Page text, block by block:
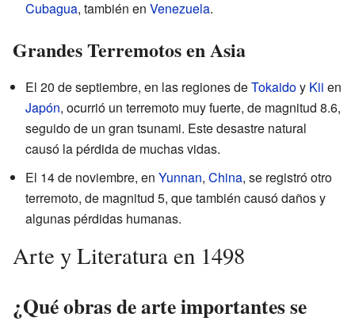
Cubagua, también en Venezuela.
Grandes Terremotos en Asia
El 20 de septiembre, en las regiones deTokaidoy Kii en
Japón, ocurrió un terremoto muy fuerte, de magnitud 8.6,
seguido de un gran tsunami. Este desastre natural
causó la pérdida de muchas vidas.
El 14 de noviembre, en Yunnan, China, se registró otro
terremoto, de magnitud 5, que también causó daños y
algunas pérdidas humanas.
Arte y Literatura en 1498
¿Qué obras de arte importantes se